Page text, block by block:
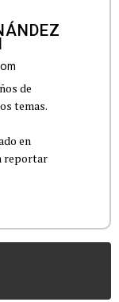
de
temas.
en
reportar